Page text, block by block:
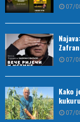
07/
07/
Kako
07/